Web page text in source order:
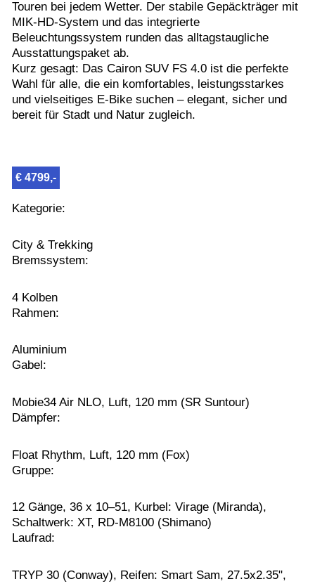
Touren bei jedem Wetter. Der stabile Gepäckträger mit
MIK-HD-System und das integrierte
Beleuchtungssystem runden das alltagstaugliche
Ausstattungspaket ab.
Kurz gesagt: Das Cairon SUV FS 4.0 ist die perfekte
Wahl für alle, die ein komfortables, leistungsstarkes
und vielseitiges E-Bike suchen – elegant, sicher und
bereit für Stadt und Natur zugleich.
€ 4799,-
Kategorie:
City & Trekking
Bremssystem:
4 Kolben
Rahmen:
Aluminium
Gabel:
Mobie34 Air NLO, Luft, 120 mm (SR Suntour)
Dämpfer:
Float Rhythm, Luft, 120 mm (Fox)
Gruppe:
12 Gänge, 36 x 10–51, Kurbel: Virage (Miranda),
Schaltwerk: XT, RD-M8100 (Shimano)
Laufrad:
TRYP 30 (Conway), Reifen: Smart Sam, 27.5x2.35",